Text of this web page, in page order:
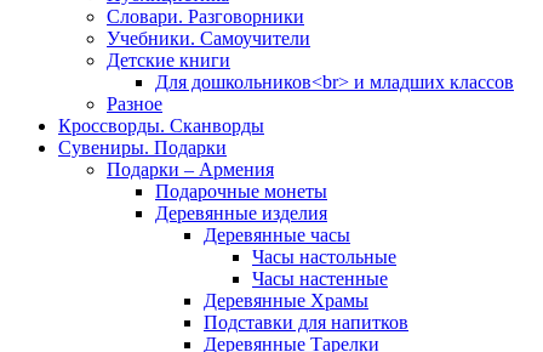
Словари. Разговорники
Учебники. Самоучители
Детские книги
Для дошкольников<br> и младших классов
Разное
Кроссворды. Сканворды
Сувениры. Подарки
Подарки – Армения
Подарочные монеты
Деревянные изделия
Деревянные часы
Часы настольные
Часы настенные
Деревянные Храмы
Подставки для напитков
Деревянные Тарелки